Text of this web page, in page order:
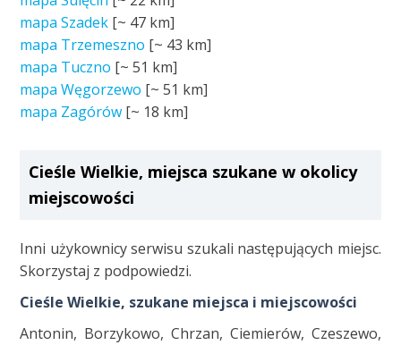
mapa Szadek [~ 47 km]
mapa Trzemeszno [~ 43 km]
mapa Tuczno [~51 km]
mapa Węgorzewo [~51 km]
mapa Zagórów [~ 18 km]
Cieśle Wielkie, miejsca szukane w okolicy
miejscowości
Inni użykownicy serwisu szukali następujących miejsc.
Skorzystaj z podpowiedzi.
Cieśle Wielkie, szukane miejsca i miejscowości
Antonin, Borzykowo, Chrzan, Ciemierów, Czeszewo,